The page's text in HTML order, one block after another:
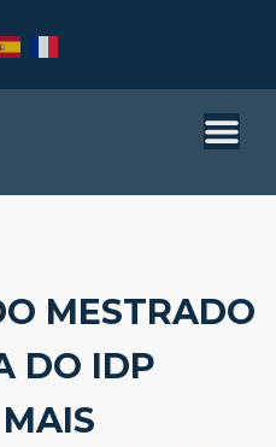
MESTRADO
DO IDP